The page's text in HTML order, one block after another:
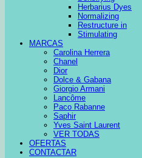
Herbarius Dyes
Normalizing
Restructure in
Stimulating
MARCAS
Carolina Herrera
Chanel
Dior
Dolce & Gabana
Giorgio Armani
Lancôme
Paco Rabanne
Saphir
Yves Saint Laurent
VER TODAS
OFERTAS
CONTACTAR